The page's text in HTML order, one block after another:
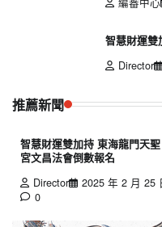
智慧財運雙
Director
推薦新聞
智慧財運雙加持 東海龍門天聖
宮文昌法會倒數報名
Director
2025 年 2 月 25
0